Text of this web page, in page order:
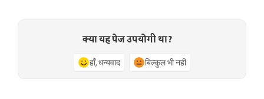
क्या यह पेज उपयोगी था?
हाँ, धन्यवाद बिल्कुल भी नहीं